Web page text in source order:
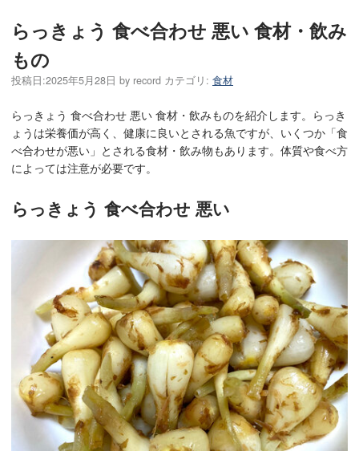
らっきょう 食べ合わせ 悪い 食材・飲み
もの
投稿日:2025年5月28日 by record カテゴリ: 食材
らっきょう 食べ合わせ 悪い 食材・飲みものを紹介します。らっき
ょうは栄養価が高く、健康に良いとされる魚ですが、いくつか「食
べ合わせが悪い」とされる食材・飲み物もあります。体質や食べ方
によっては注意が必要です。
らっきょう 食べ合わせ 悪い